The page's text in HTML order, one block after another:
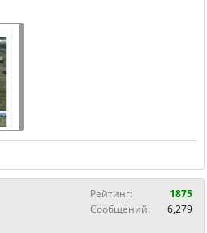
Рейтинг:
1875
Сообщений:
6,279